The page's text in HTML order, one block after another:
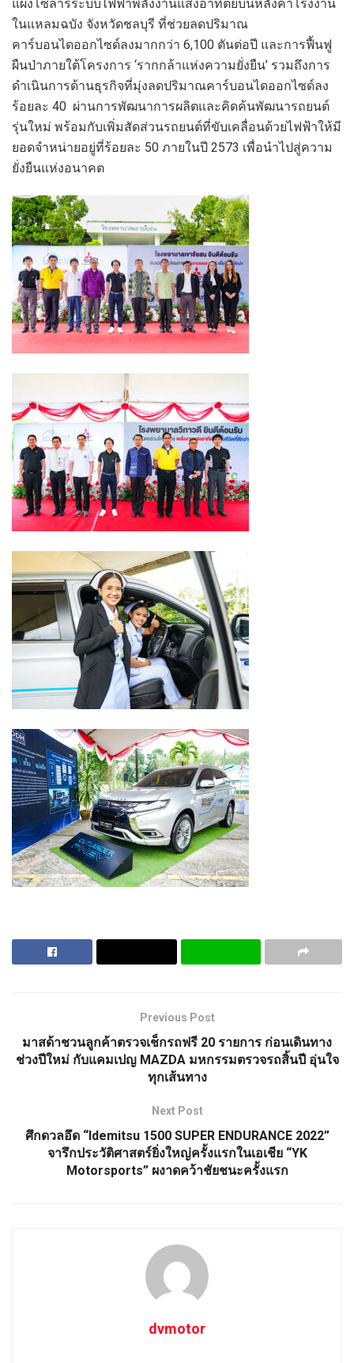
แผง โซล่าร์ระบบไฟฟ้าพลังงานแสงอาทิตย์บนหลังคาโรงงาน
ในแหลมฉบัง จังหวัดชลบุรี ที่ช่วยลดปริมาณ
คาร์บอนไดออกไซด์ลงมากกว่า 6,100 ตันต่อปี และการฟื้นฟู
ผืนป่าภายใต้โครงการ ‘รากกล้าแห่งความยั่งยืน’ รวมถึงการ
ดำเนินการด้านธุรกิจที่มุ่งลดปริมาณคาร์บอนไดออกไซด์ลง
ร้อยละ 40 ผ่านการพัฒนาการผลิตและคิดค้นพัฒนารถยนต์
รุ่นใหม่ พร้อมกับเพิ่มสัดส่วนรถยนต์ที่ขับเคลื่อนด้วยไฟฟ้าให้มี
ยอดจำหน่ายอยู่ที่ร้อยละ 50 ภายในปี 2573 เพื่อนำไปสู่ความ
ยั่งยืนแห่งอนาคต
Previous Post
มาสด้าชวนลูกค้าตรวจเช็กรถฟรี 20 รายการ ก่อนเดินทาง
ช่วงปีใหม่ กับแคมเปญ MAZDA มหกรรมตรวจรถสิ้นปี อุ่นใจ
ทุกเส้นทาง
Next Post
ศึกดวลอึด “Idemitsu 1500 SUPER ENDURANCE 2022”
จารึกประวัติศาสตร์ยิ่งใหญ่ครั้งแรกในเอเชีย “YK
Motorsports” ผงาดคว้าชัยชนะครั้งแรก
dvmotor